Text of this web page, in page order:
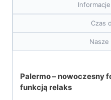
Czas
Palermo – nowoczesny
funkcją relaks